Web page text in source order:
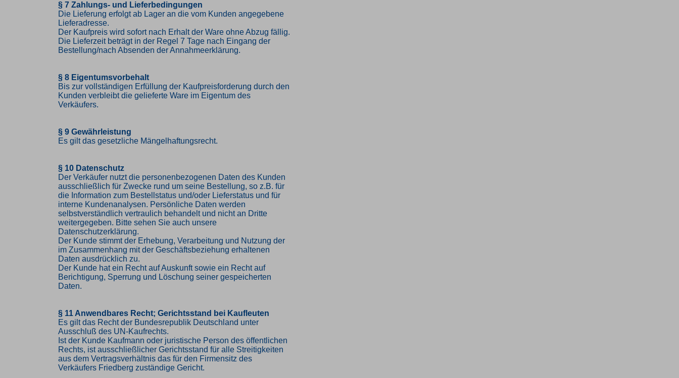
§ 7 Zahlungs- und Lieferbedingungen
Die Lieferung erfolgt ab Lager an die vom Kunden angegebene
Lieferadresse.
Der Kaufpreis wird sofort nach Erhalt der Ware ohne Abzug fällig.
Die Lieferzeit beträgt in der Regel 7 Tage nach Eingang der
Bestellung/nach Absenden der Annahmeerklärung.
§ 8 Eigentumsvorbehalt
Bis zur vollständigen Erfüllung der Kaufpreisforderung durch den
Kunden verbleibt die gelieferte Ware im Eigentum des
Verkäufers.
§ 9 Gewährleistung
Es gilt das gesetzliche Mängelhaftungsrecht.
§ 10 Datenschutz
Der Verkäufer nutzt die personenbezogenen Daten des Kunden
ausschließlich für Zwecke rund um seine Bestellung, so z.B. für
die Information zum Bestellstatus und/oder Lieferstatus und für
interne Kundenanalysen. Persönliche Daten werden
selbstverständlich vertraulich behandelt und nicht an Dritte
weitergegeben. Bitte sehen Sie auch unsere
Datenschutzerklärung.
Der Kunde stimmt der Erhebung, Verarbeitung und Nutzung der
im Zusammenhang mit der Geschäftsbeziehung erhaltenen
Daten ausdrücklich zu.
Der Kunde hat ein Recht auf Auskunft sowie ein Recht auf
Berichtigung, Sperrung und Löschung seiner gespeicherten
Daten.
§ 11 Anwendbares Recht; Gerichtsstand bei Kaufleuten
Es gilt das Recht der Bundesrepublik Deutschland unter
Ausschluß des UN-Kaufrechts.
Ist der Kunde Kaufmann oder juristische Person des öffentlichen
Rechts, ist ausschließlicher Gerichtsstand für alle Streitigkeiten
aus dem Vertragsverhältnis das für den Firmensitz des
Verkäufers Friedberg zuständige Gericht.